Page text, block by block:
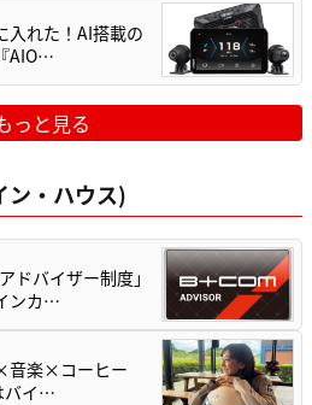
入れた！AI搭載の
AIO…
っと見る
ン・ハウス)
ドバイザー制度」
ンカ…
音楽×コーヒー
バイ…